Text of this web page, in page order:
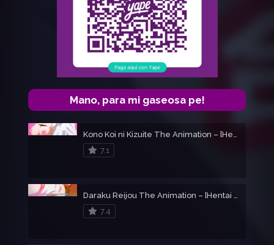
Mano, para mi gaseosa pe!
Kono Koi ni Kizuite The Animation – [Hentai +18]
7.1
Daraku Reijou The Animation – [Hentai +18]
7.4